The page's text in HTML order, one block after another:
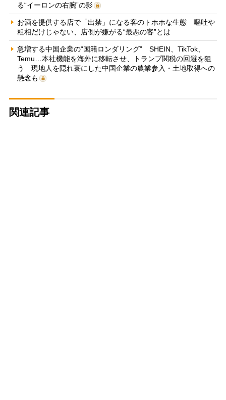
る“イーロンの右腕”の影
お酒を提供する店で「出禁」になる客のトホホな生態 嘔吐や
粗相だけじゃない、店側が嫌がる“最悪の客”とは
急増する中国企業の“国籍ロンダリング” SHEIN、TikTok、
Temu…本社機能を海外に移転させ、トランプ関税の回避を狙
う 現地人を隠れ蓑にした中国企業の農業参入・土地取得への
懸念も
関連記事